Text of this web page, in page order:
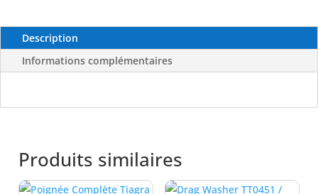
SHIMANO
Description
Informations complémentaires
Produits similaires